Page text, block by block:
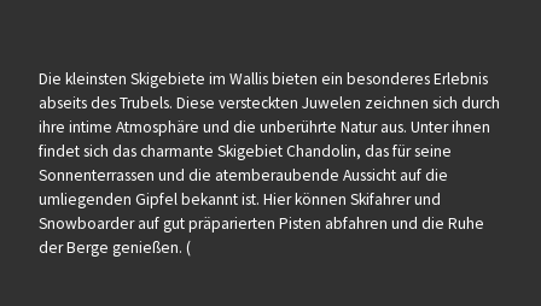
Die kleinsten Skigebiete im Wallis bieten ein besonderes Erlebnis
abseits des Trubels. Diese versteckten Juwelen zeichnen sich durch
ihre intime Atmosphäre und die unberührte Natur aus. Unter ihnen
findet sich das charmante Skigebiet Chandolin, das für seine
Sonnenterrassen und die atemberaubende Aussicht auf die
umliegenden Gipfel bekannt ist. Hier können Skifahrer und
Snowboarder auf gut präparierten Pisten abfahren und die Ruhe
der Berge genießen. (